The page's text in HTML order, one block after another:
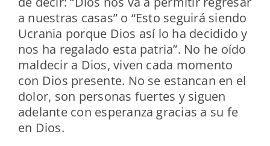
a nuestras casas” o “Esto seguirá siendo
Ucrania porque Dios así lo ha decidido y
nos ha regalado esta patria”. No he oído
maldecir a Dios, viven cada momento
con Dios presente. No se estancan en el
dolor, son personas fuertes y siguen
adelante con esperanza gracias a su fe
en Dios.